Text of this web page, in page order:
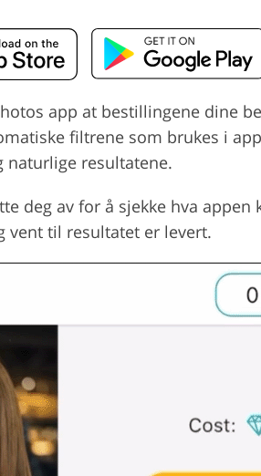
app at bestillingene dine
filtrene som brukes i
resultatene.
deg av for å sjekke hva
vent til resultatet er levert.